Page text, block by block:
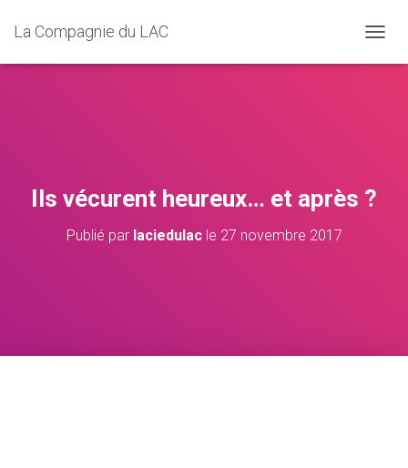
La Compagnie du LAC
É
N
Ils vécurent heureux… et après ?
Publié par laciedulacle 27 novembre 2017